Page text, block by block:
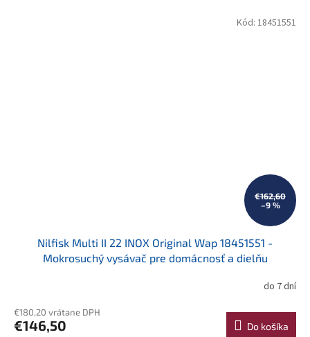
€162,60
–9 %
Nilfisk Multi II 22 INOX Original Wap 18451551 -
Mokrosuchý vysávač pre domácnosť a dielňu
do 7 dní
€180,20 vrátane DPH
€146,50 Do košíka
Kód: 18451551